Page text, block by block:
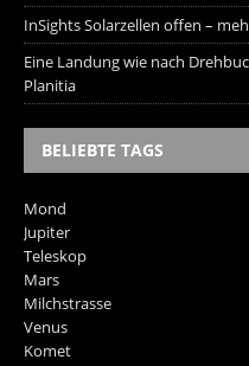
InSights Solarzellen offen –
Eine Landung wie nach
Planitia
BELIEBTE TAGS
Mond
Jupiter
Teleskop
Mars
Milchstrasse
Venus
Komet